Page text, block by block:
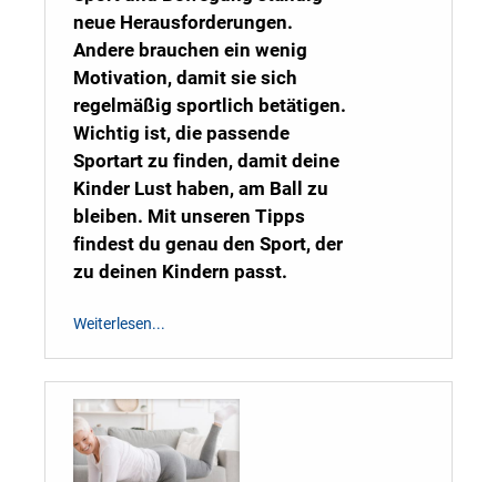
neue Herausforderungen.
Andere brauchen ein wenig
Motivation, damit sie sich
regelmäßig sportlich betätigen.
Wichtig ist, die passende
Sportart zu finden, damit deine
Kinder Lust haben, am Ball zu
bleiben. Mit unseren Tipps
findest du genau den Sport, der
zu deinen Kindern passt.
Weiterlesen...